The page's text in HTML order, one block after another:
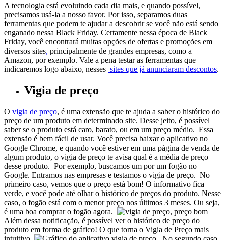
A tecnologia está evoluindo cada dia mais, e quando possível,
precisamos usá-la a nosso favor. Por isso, separamos duas
ferramentas que podem te ajudar a descobrir se você não está sendo
enganado nessa Black Friday. Certamente nessa época de Black
Friday, você encontrará muitas opções de ofertas e promoções em
diversos sites, principalmente de grandes empresas, como a
Amazon, por exemplo. Vale a pena testar as ferramentas que
indicaremos logo abaixo, nesses sites que já anunciaram descontos.
Vigia de preço
O vigia de preço, é uma extensão que te ajuda a saber o histórico do
preço de um produto em determinado site. Desse jeito, é possível
saber se o produto está caro, barato, ou em um preço médio. Essa
extensão é bem fácil de usar. Você precisa baixar o aplicativo no
Google Chrome, e quando você estiver em uma página de venda de
algum produto, o vigia de preço te avisa qual é a média de preço
desse produto. Por exemplo, buscamos um por um fogão no
Google. Entramos nas empresas e testamos o vigia de preço. No
primeiro caso, vemos que o preço está bom! O informativo fica
verde, e você pode até olhar o histórico de preços do produto. Nesse
caso, o fogão está com o menor preço nos últimos 3 meses. Ou seja,
é uma boa comprar o fogão agora.
Além dessa notificação, é possível ver o histórico de preço do
produto em forma de gráfico! O que torna o Vigia de Preço mais